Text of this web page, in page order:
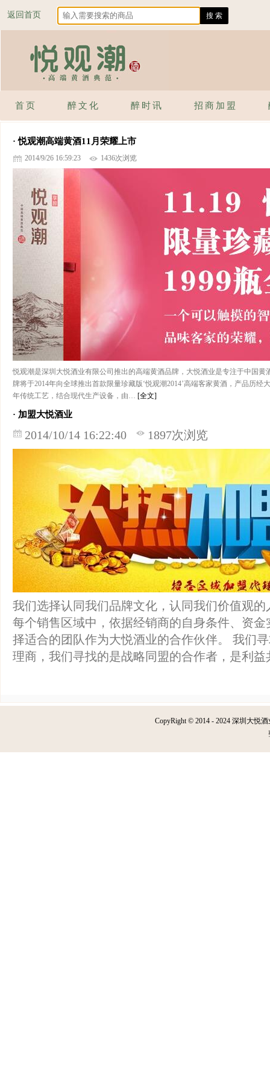
返回首页
首页 醉文化 醉时讯 招商加盟
· 悦观潮高端黄酒11月荣耀上市
2014/9/26 16:59:23 1436次浏览
悦观潮是深圳大悦酒业有限公司推出的高端黄酒品牌，大悦酒业是专注于中国
牌将于2014年向全球推出首款限量珍藏版‘悦观潮2014’高端客家黄酒，产品历
年传统工艺，结合现代生产设备，由… [全文]
· 加盟大悦酒业
2014/10/14 16:22:40 1897次浏览
我们选择认同我们品牌文化，认同我们价值观
每个销售区域中，依据经销商的自身条件、资
择适合的团队作为大悦酒业的合作伙伴。 我们
理商，我们寻找的是战略同盟的合作者，是利
CopyRight © 2014 - 2024 深圳大悦